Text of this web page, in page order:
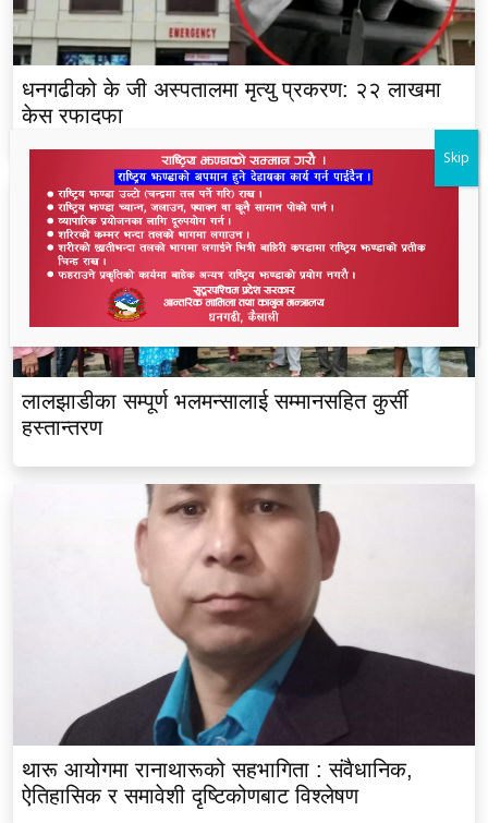
धनगढीको के जी अस्पतालमा मृत्यु प्रकरण: २२ लाखमा
केस रफादफा
लालझाडीका सम्पूर्ण भलमन्सालाई सम्मानसहित कुर्सी
हस्तान्तरण
थारू आयोगमा रानाथारूको सहभागिता : संवैधानिक,
ऐतिहासिक र समावेशी दृष्टिकोणबाट विश्लेषण
Skip